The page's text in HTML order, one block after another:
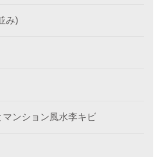
み)
ンション風水李キビ